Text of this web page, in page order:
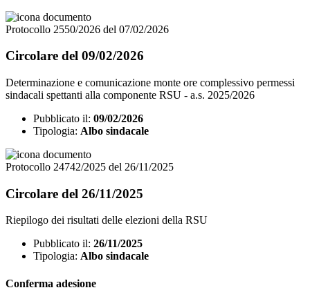
Protocollo 2550/2026 del 07/02/2026
Circolare del 09/02/2026
Determinazione e comunicazione monte ore complessivo permessi
sindacali spettanti alla componente RSU - a.s. 2025/2026
Pubblicato il: 09/02/2026
Tipologia: Albo sindacale
Protocollo 24742/2025 del 26/11/2025
Circolare del 26/11/2025
Riepilogo dei risultati delle elezioni della RSU
Pubblicato il: 26/11/2025
Tipologia: Albo sindacale
Conferma adesione